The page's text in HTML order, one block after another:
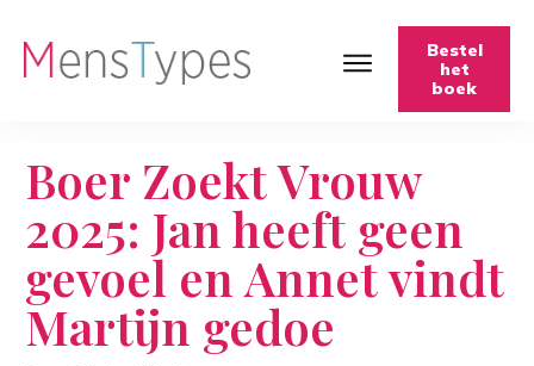
Bestel
het
boek
Boer Zoekt Vrouw
2025: Jan heeft geen
gevoel en Annet vindt
Martijn gedoe